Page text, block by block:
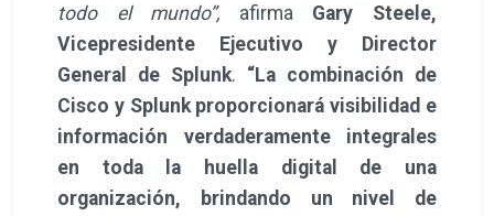
todo el mundo”, afirma Gary Steele,
Vicepresidente Ejecutivo y Director
General de Splunk. “La combinación de
Cisco y Splunk proporcionará visibilidad e
información verdaderamente integrales
en toda la huella digital de una
organización, brindando un nivel de